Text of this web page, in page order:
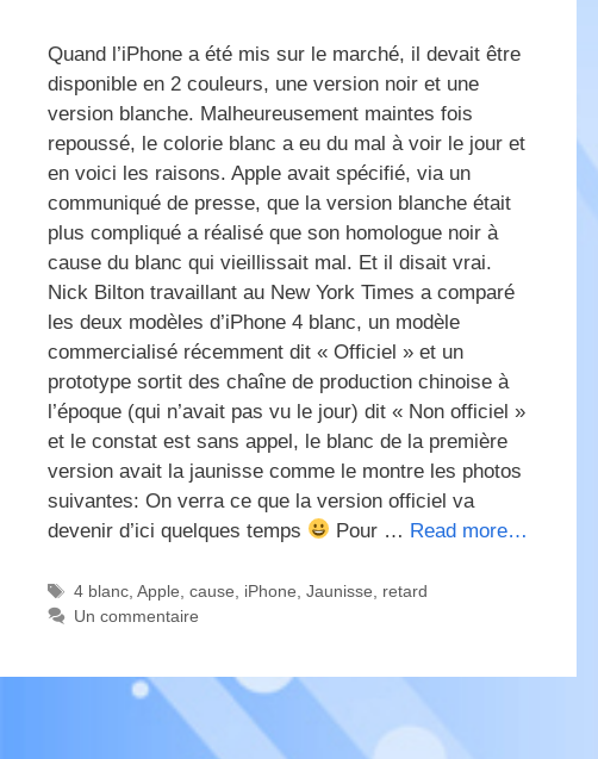
Quand l’iPhone a été mis sur le marché, il devait être
disponible en 2 couleurs, une version noir et une
version blanche. Malheureusement maintes fois
repoussé, le colorie blanc a eu du mal à voir le jour et
en voici les raisons. Apple avait spécifié, via un
communiqué de presse, que la version blanche était
plus compliqué a réalisé que son homologue noir à
cause du blanc qui vieillissait mal. Et il disait vrai.
Nick Bilton travaillant au New York Times a comparé
les deux modèles d’iPhone 4 blanc, un modèle
commercialisé récemment dit « Officiel » et un
prototype sortit des chaîne de production chinoise à
l’époque (qui n’avait pas vu le jour) dit « Non officiel »
et le constat est sans appel, le blanc de la première
version avait la jaunisse comme le montre les photos
suivantes: On verra ce que la version officiel va
devenir d’ici quelques temps
Pour … Read more…
Étiquettes
4 blanc, Apple, cause, iPhone, Jaunisse, retard
Un commentaire